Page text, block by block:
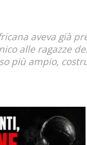
aveva già
alle ragazze
più ampio,